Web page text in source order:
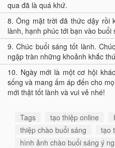
qua đã là quá khứ.
8.Ông mặt trời đã thức dậy rồi
lành, hạnh phúc tới bạn vào buổi
9.Chúc buổi sáng tốt lành.
ngập tràn những khoảnh khắc
10. Ngày mới là một cơ hội
sống và mang ấm áp đến cho
mới thật tốt lành và vui vẻ nhé!
Tags tạo thiệp online
thiệp chào buổi sáng
tạo
hình ảnh chào buổi sáng ý